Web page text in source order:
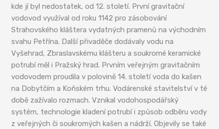
kde jí byl nedostatek, od 12. století. První gravitační
vodovod využíval od roku 1142 pro zásobování
Strahovského kláštera vydatných pramenů na východním
svahu Petřína. Další přivaděče dodávaly vodu na
Vyšehrad, Zbraslavskému klášteru a soukromé keramické
potrubí měl i Pražský hrad. Prvním veřejným gravitačním
vodovodem proudila v polovině 14. století voda do kašen
na Dobytčím a Koňském trhu. Vodárenské stavitelství v té
době zažívalo rozmach. Vznikal vodohospodářský
systém, technologie kladení potrubí i způsob odběru vody
z veřejných či soukromých kašen a nádrží. Objevily se také